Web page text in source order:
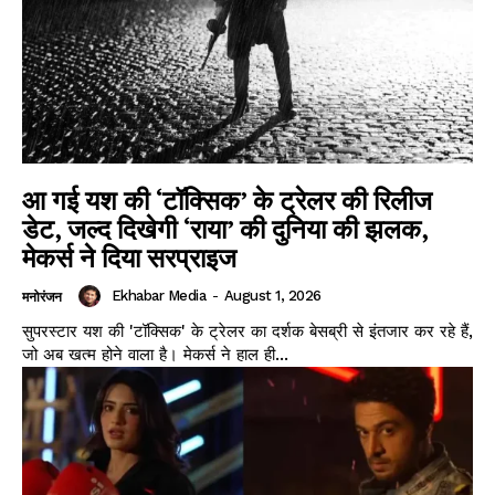
आ गई यश की ‘टॉक्सिक’ के ट्रेलर की रिलीज
डेट, जल्द दिखेगी ‘राया’ की दुनिया की झलक,
मेकर्स ने दिया सरप्राइज
मनोरंजन Ekhabar Media - August 1, 2026
सुपरस्टार यश की 'टॉक्सिक' के ट्रेलर का दर्शक बेसब्री से इंतजार कर रहे हैं,
जो अब खत्म होने वाला है। मेकर्स ने हाल ही...